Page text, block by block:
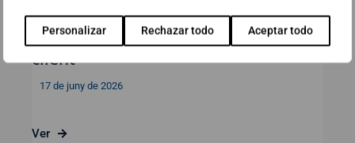
Personalizar Rechazar todo Aceptar todo
amb IA – Agents Copilot en la
Gestió de Vendes i Atenció al
client
17 de juny de 2026
Ver